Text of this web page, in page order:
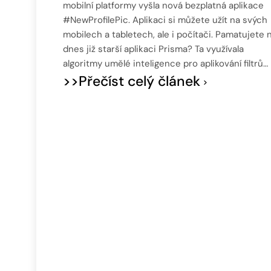
mobilní platformy vyšla nová bezplatná aplikace
#NewProfilePic. Aplikaci si můžete užít na svých
mobilech a tabletech, ale i počítači. Pamatujete
dnes již starší aplikaci Prisma? Ta využívala
algoritmy umělé inteligence pro aplikování filtrů…
>>Přečíst celý článek